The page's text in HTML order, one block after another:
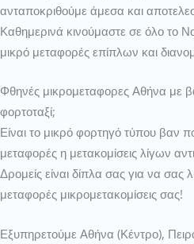
ανταποκριθούμε άμεσα και
Καθημερινά κινούμαστε σε όλο το
μικρό μεταφορές επίπλων και
Φθηνές μικρομεταφορες Αθήνα με
φορτοταξί;
Είναι το μικρό φορτηγό τύπου βαν
μεταφορές η μετακομίσεις λίγων
Δρομείς είναι δίπλα σας για να σας
μεταφορές μικρομετακομίσεις σας!
Εξυπηρετούμε Αθήνα (Κέντρο),